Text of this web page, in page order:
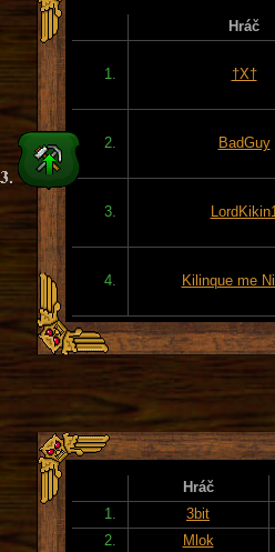
Hráč
1. †X†
2. BadGuy
3. LordKikin1
4. Kilinque me
Hráč
1.
3bit
2.
Mlok